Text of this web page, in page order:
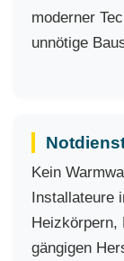
moderner
unnötige
Kein
Installateure
Heizkörpern,
gängigen